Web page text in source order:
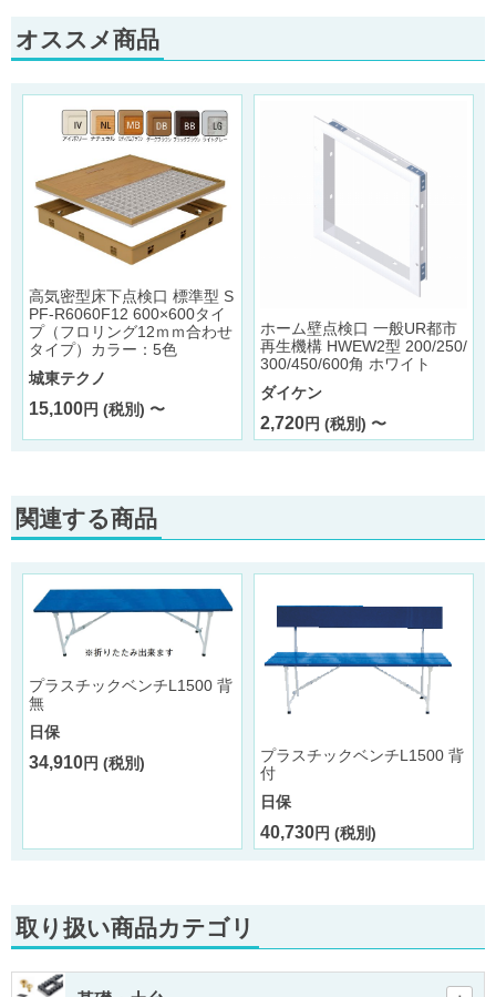
オススメ商品
高気密型床下点検口 標準型 S
PF-R6060F12 600×600タイ
プ（フロリング12ｍｍ合わせ
タイプ）カラー：5色
城東テクノ
15,100円 (税別) 〜
ホーム壁点検口 一般UR都市
再生機構 HWEW2型 200/250/
300/450/600角 ホワイト
ダイケン
2,720円 (税別) 〜
関連する商品
プラスチックベンチL1500 背
無
日保
34,910円 (税別)
プラスチックベンチL1500 背
付
日保
40,730円 (税別)
取り扱い商品カテゴリ